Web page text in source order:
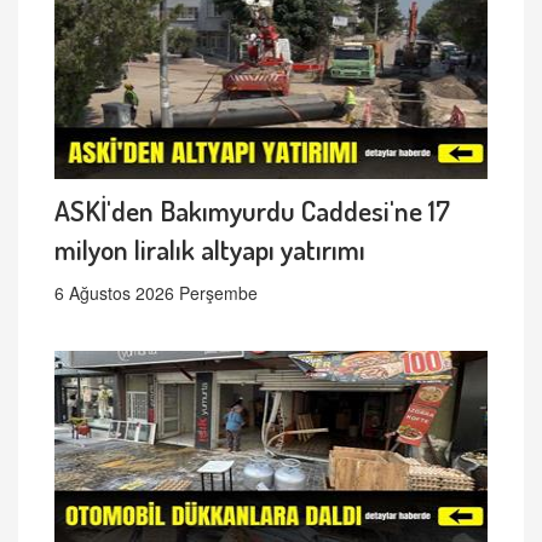
ASKİ'den Bakımyurdu Caddesi'ne 17
milyon liralık altyapı yatırımı
6 Ağustos 2026 Perşembe